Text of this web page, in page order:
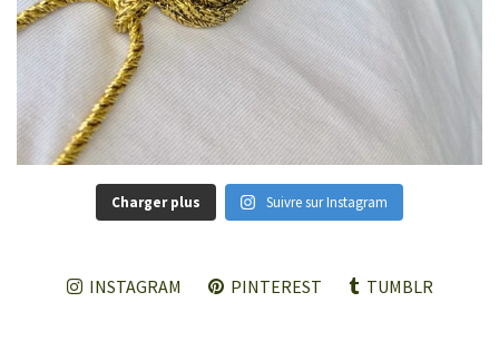
Charger plus Suivre sur Instagram
INSTAGRAM PINTEREST TUMBLR